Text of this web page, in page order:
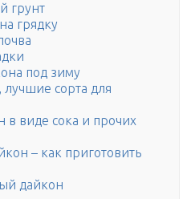
грунт
грядку
под зиму
сорта для
в виде сока и прочих
– как приготовить
дайкон